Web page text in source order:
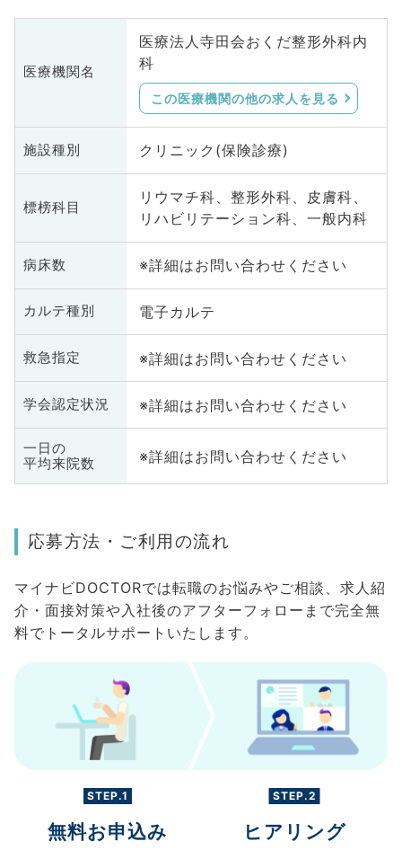
医療機関名
医療法人寺田会おくだ整形外科内
科
この医療機関の他の求人を見る
施設種別 クリニック(保険診療)
標榜科目
リウマチ科、整形外科、皮膚科、
リハビリテーション科、一般内科
病床数 ※詳細はお問い合わせください
カルテ種別 電子カルテ
救急指定 ※詳細はお問い合わせください
学会認定状況 ※詳細はお問い合わせください
一日の
平均来院数
※詳細はお問い合わせください
応募方法・ご利用の流れ
マイナビDOCTORでは転職のお悩みやご相談、求人紹
介・面接対策や入社後のアフターフォローまで完全無
料でトータルサポートいたします。
STEP.1
無料お申込み
STEP.2
ヒアリング